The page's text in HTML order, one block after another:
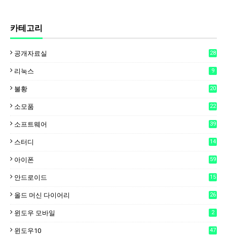
카테고리
공개자료실 28
리눅스 9
불황 20
소모품 22
소프트웨어 39
스터디 14
아이폰 59
안드로이드
15
올드 머신 다이어리 26
윈도우 모바일 2
윈도우10 47